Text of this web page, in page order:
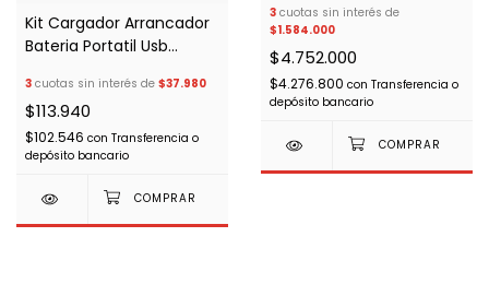
Kit Cargador Arrancador
Bateria Portatil Usb
3 cuotas sin interés de $37.980
$113.940
$102.546 con Transferencia o
depósito bancario
3 cuotas sin interés de
$1.584.000
$4.752.000
$4.276.800 con Transferencia o
depósito bancario